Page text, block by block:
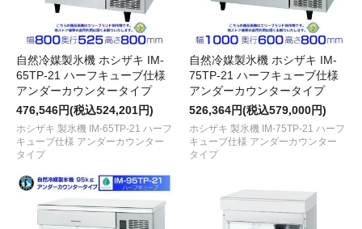
自然冷媒製氷機 ホシザキ IM-
65TP-21 ハーフキューブ仕様
アンダーカウンタータイプ
476,546円(税込524,201円)
ホシザキ 製氷機 IM-65TP-21 ハーフ
キューブ仕様 アンダーカウンター
タイプ
自然冷媒製氷機 ホシザキ IM-
75TP-21 ハーフキューブ仕様
アンダーカウンタータイプ
526,364円(税込579,000円)
ホシザキ 製氷機 IM-75TP-21 ハーフ
キューブ仕様 アンダーカウンター
タイプ